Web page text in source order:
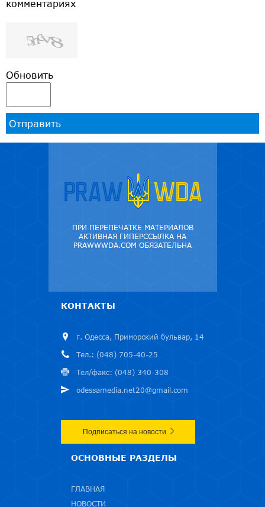
комментариях
Обновить
Отправить
ПРИ ПЕРЕПЕЧАТКЕ МАТЕРИАЛОВ
АКТИВНАЯ ГИПЕРССЫЛКА НА
PRAWWWDA.COM ОБЯЗАТЕЛЬНА
КОНТАКТЫ
г. Одесса, Приморский бульвар, 14
Тел.: (048) 705-40-25
Тел/факс: (048) 340-308
odessamedia.net20@gmail.com
Подписаться на новости
ОСНОВНЫЕ РАЗДЕЛЫ
ГЛАВНАЯ
НОВОСТИ